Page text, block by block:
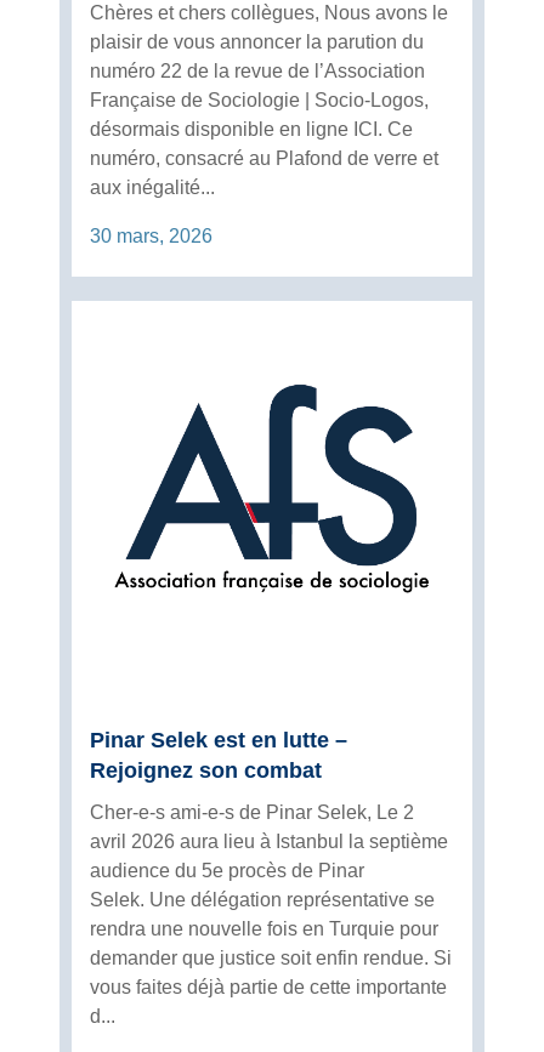
Chères et chers collègues, Nous avons le
plaisir de vous annoncer la parution du
numéro 22 de la revue de l’Association
Française de Sociologie | Socio-Logos,
désormais disponible en ligne ICI. Ce
numéro, consacré au Plafond de verre et
aux inégalité...
30 mars, 2026
Pinar Selek est en lutte –
Rejoignez son combat
Cher-e-s ami-e-s de Pinar Selek, Le 2
avril 2026 aura lieu à Istanbul la septième
audience du 5e procès de Pinar
Selek. Une délégation représentative se
rendra une nouvelle fois en Turquie pour
demander que justice soit enfin rendue. Si
vous faites déjà partie de cette importante
d...